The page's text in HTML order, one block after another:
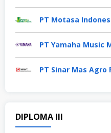
PT Motasa
PT Yamaha Music
DIPLOMA III